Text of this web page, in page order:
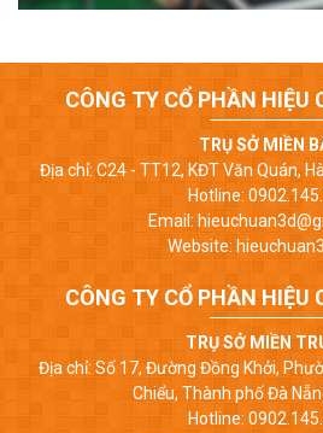
CÔNG TY CỔ PHẦN HIỆU
TRỤ SỞ MIỀN
Địa chỉ: C24 - TT12, KĐT Văn Quán,
Hotline:
Email:
Website:
CÔNG TY CỔ PHẦN HIỆU
TRỤ SỞ MIỀN
Địa chỉ: Số 17, Đường Đồng Khởi,
Chiểu, Thành phố Đà
Hotline: